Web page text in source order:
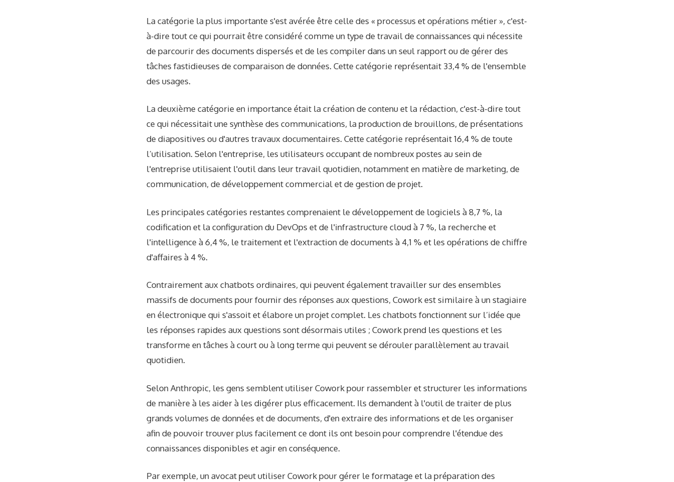
La catégorie la plus importante s'est avérée être celle des « processus et opérations métier », c'est-
à-dire tout ce qui pourrait être considéré comme un type de travail de connaissances qui nécessite
de parcourir des documents dispersés et de les compiler dans un seul rapport ou de gérer des
tâches fastidieuses de comparaison de données. Cette catégorie représentait 33,4 % de l'ensemble
des usages.
La deuxième catégorie en importance était la création de contenu et la rédaction, c'est-à-dire tout
ce qui nécessitait une synthèse des communications, la production de brouillons, de présentations
de diapositives ou d'autres travaux documentaires. Cette catégorie représentait 16,4 % de toute
l’utilisation. Selon l'entreprise, les utilisateurs occupant de nombreux postes au sein de
l'entreprise utilisaient l'outil dans leur travail quotidien, notamment en matière de marketing, de
communication, de développement commercial et de gestion de projet.
Les principales catégories restantes comprenaient le développement de logiciels à 8,7 %, la
codification et la configuration du DevOps et de l'infrastructure cloud à 7 %, la recherche et
l'intelligence à 6,4 %, le traitement et l'extraction de documents à 4,1 % et les opérations de chiffre
d'affaires à 4 %.
Contrairement aux chatbots ordinaires, qui peuvent également travailler sur des ensembles
massifs de documents pour fournir des réponses aux questions, Cowork est similaire à un stagiaire
en électronique qui s'assoit et élabore un projet complet. Les chatbots fonctionnent sur l’idée que
les réponses rapides aux questions sont désormais utiles ; Cowork prend les questions et les
transforme en tâches à court ou à long terme qui peuvent se dérouler parallèlement au travail
quotidien.
Selon Anthropic, les gens semblent utiliser Cowork pour rassembler et structurer les informations
de manière à les aider à les digérer plus efficacement. Ils demandent à l'outil de traiter de plus
grands volumes de données et de documents, d'en extraire des informations et de les organiser
afin de pouvoir trouver plus facilement ce dont ils ont besoin pour comprendre l'étendue des
connaissances disponibles et agir en conséquence.
Par exemple, un avocat peut utiliser Cowork pour gérer le formatage et la préparation des